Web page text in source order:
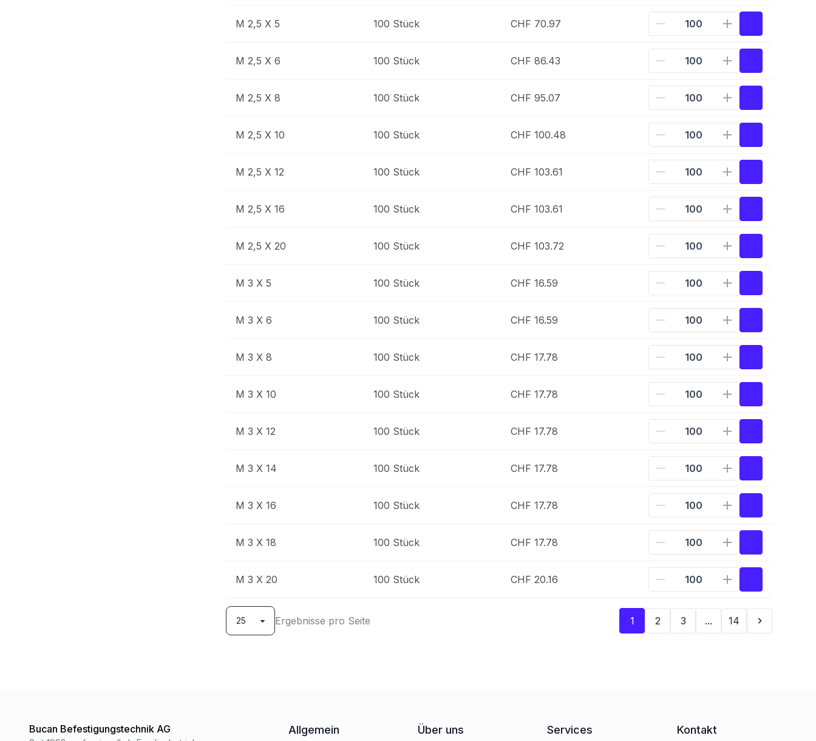
M 2,5 X 5 100 Stück CHF 70.97
M 2,5 X 6 100 Stück CHF 86.43
M 2,5 X 8 100 Stück CHF 95.07
M 2,5 X 10 100 Stück CHF 100.48
M 2,5 X 12 100 Stück CHF 103.61
M 2,5 X 16 100 Stück CHF 103.61
M 2,5 X 20 100 Stück CHF 103.72
M 3 X 5 100 Stück CHF 16.59
M 3 X 6 100 Stück CHF 16.59
M 3 X 8 100 Stück CHF 17.78
M 3 X 10 100 Stück CHF 17.78
M 3 X 12 100 Stück CHF 17.78
M 3 X 14 100 Stück CHF 17.78
M 3 X 16 100 Stück CHF 17.78
M 3 X 18 100 Stück CHF 17.78
M 3 X 20 100 Stück CHF 20.16
Ergebnisse pro Seite 1 2 3 ... 14
Bucan Befestigungstechnik AG Allgemein Über uns Services Kontakt